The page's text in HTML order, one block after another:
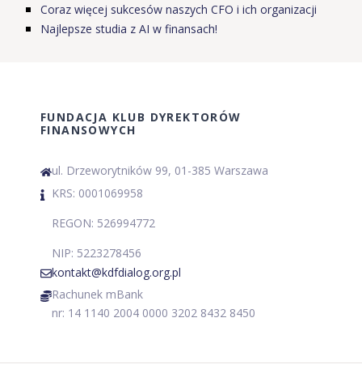
Coraz więcej sukcesów naszych CFO i ich organizacji
Najlepsze studia z AI w finansach!
FUNDACJA KLUB DYREKTORÓW
FINANSOWYCH
ul. Drzeworytników 99, 01-385 Warszawa
KRS: 0001069958
REGON: 526994772
NIP: 5223278456
kontakt@kdfdialog.org.pl
Rachunek mBank
nr: 14 1140 2004 0000 3202 8432 8450